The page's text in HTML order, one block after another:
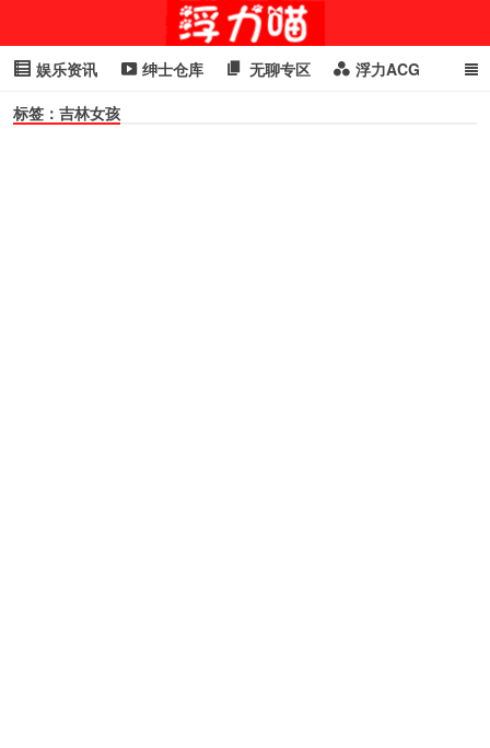
娱乐资讯 绅士仓库 无聊专区 浮力ACG
浮力GIF 明星头条
标签：吉林女孩